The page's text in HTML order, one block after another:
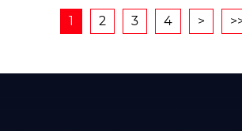
к путь
ти
1 2 3 4 >